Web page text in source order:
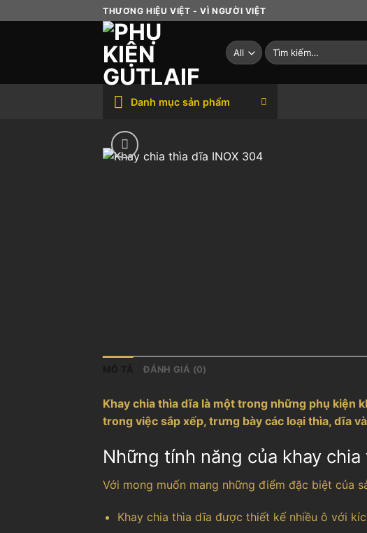
to
THƯƠNG HIỆU VIỆT - VÌ NGƯỜI VIỆT
Tìm
kiếm:
Danh mục sản phẩm
ĐÁNH GIÁ (0)
Khay chia thìa dĩa là một trong những phụ kiện
trong việc sắp xếp, trưng bày các loại thìa, dĩa
Những tính năng của khay
Với mong muốn mang những điểm đặc biệt của
Khay chia thìa dĩa được thiết kế nhiều ô với